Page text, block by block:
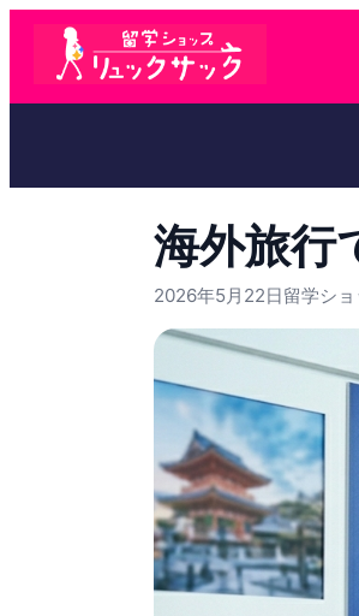
海外旅行
2026年5月22日留学シ